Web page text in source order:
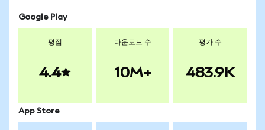
Google Play
평점
4.4
다운로드 수
10M+
평가 수
483.9K
App Store